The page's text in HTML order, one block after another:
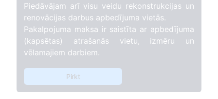
Piedāvājam arī visu veidu rekonstrukcijas un
renovācijas darbus apbedījuma vietās.
Pakalpojuma maksa ir saistīta ar apbedījuma
(kapsētas) atrašanās vietu, izmēru un
vēlamajiem darbiem.
Pirkt